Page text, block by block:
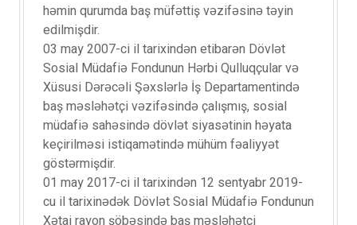
həmin qurumda baş müfəttiş vəzifəsinə təyin
edilmişdir.
03 may 2007-ci il tarixindən etibarən Dövlət
Sosial Müdafiə Fondunun Hərbi Qulluqçular və
Xüsusi Dərəcəli Şəxslərlə İş Departamentində
baş məsləhətçi vəzifəsində çalışmış, sosial
müdafiə sahəsində dövlət siyasətinin həyata
keçirilməsi istiqamətində mühüm fəaliyyət
göstərmişdir.
01 may 2017-ci il tarixindən 12 sentyabr 2019-
cu il tarixinədək Dövlət Sosial Müdafiə Fondunun